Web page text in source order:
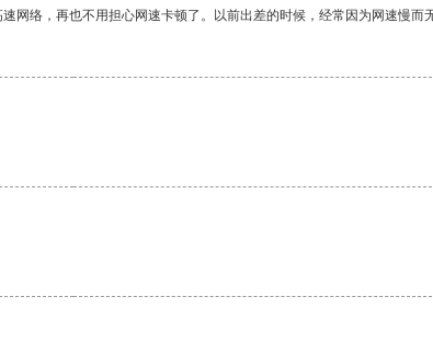
络，再也不用担心网速卡顿了。以前出差的时候，经常因为网速慢而